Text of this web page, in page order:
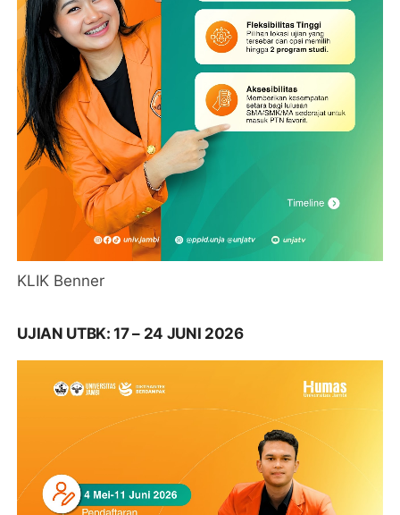
KLIK Benner
UJIAN UTBK: 17 – 24 JUNI 2026